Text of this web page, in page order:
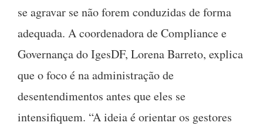
se agravar se não forem conduzidas de forma
adequada. A coordenadora de Compliance e
Governança do IgesDF, Lorena Barreto, explica
que o foco é na administração de
desentendimentos antes que eles se
intensifiquem. “A ideia é orientar os gestores